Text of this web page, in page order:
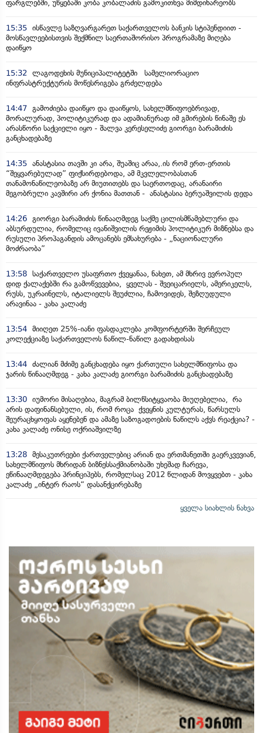
ფარგლებში, უწყებაში კობა კობალაძის გამოკითხვა მიმდინარეობს
15:35 ისწავლე საზღვარგარეთ საქართველოს ბანკის სტიპენდიით -
მოსწავლეებისთვის შექმნილ საერთაშორისო პროგრამაზე მიღება
დაიწყო
15:32 ლაგოდეხის მუნიციპალიტეტში სამელიორაციო
ინფრასტრუქტურის მოწესრიგება გრძელდება
14:47 გამოძიება დაიწყო და დაიწყოს, სახელმწიფოებრივად,
მორალურად, პოლიტიკურად და ადამიანურად იმ გმირების წინაშე ეს
არასწორი საქციელი იყო - შალვა კერესელიძე გიორგი ბარამიძის
განცხადებაზე
14:35 ანასტასია თავში კი არა, შუაშიც არაა,.ის რომ ერთ-ერთის
“შეყვარებულად” ფიქსირდებოდა, ამ მკვლელობასთან
თანამონაწილეობაზე არ მიუთითებს და საერთოდაც, არანაირი
მეგობრული კავშირი არ ქონია მათთან - ანასტასია ბერუაშვილის დედა
14:26 გიორგი ბარამიძის წინააღმდეგ საქმე ცილისმწამებლური და
აბსურდულია, რომელიც ივანიშვილის რეჟიმის პოლიტიკურ მიზნებსა და
რუსული პროპაგანდის ამოცანებს ემსახურება - „ნაციონალური
მოძრაობა”
13:58 საქართველო უსაფრთო ქვეყანაა, ნახეთ, ამ მხრივ ევროპულ
დიდ ქალაქებში რა გამოწვევებია, ყველას - შვეიცარიელს, ამერიკელს,
რუსს, უკრაინელს, იტალიელს შეუძლია, ჩამოვიდეს, შეზღუდული
არავინაა - კახა კალაძე
13:54 მიიღეთ 25%-იანი ფასდაკლება კომფორტერში შერჩეულ
კოლექციაზე საქართველოს ნაწილ-ნაწილ გადახდისას
13:44 ძალიან მძიმე განცხადება იყო ქართული სახელმწიფოსა და
ჯარის წინააღმდეგ - კახა კალაძე გიორგი ბარამიძის განცხადებაზე
13:30 იუმორი მისაღებია, მაგრამ ბილწსიტყვაობა მიუღებელია, რა
არის დაფინანსებული, ის, რომ როცა ქვეყნის კულტურას, წარსულს
შეურაცხყოფას აყენებენ და ამაზე საზოგადოების ნაწილს აქვს რეაქცია? -
კახა კალაძე ონისე ოქრიაშვილზე
13:28 მესაკუთრეები ქართველებიც არიან და ერთმანეთში გაერკვევიან,
სახელმწიფოს მხრიდან ბიზნესსაქმიანობაში უხეშად ჩარევა,
ეწინააღმდეგება პრინციპებს, რომელსაც 2012 წლიდან მოვყვებთ - კახა
კალაძე „ინტერ რაოს“ დასანქცირებაზე
ყველა სიახლის ნახვა